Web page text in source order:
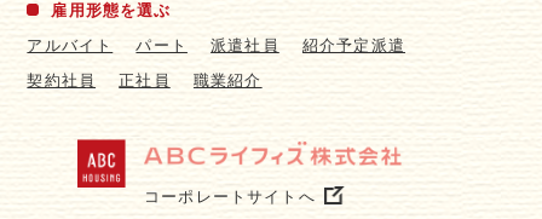
雇用形態を選ぶ
アルバイト
パート 派遣社員
紹介予定派遣
契約社員
正社員 職業紹介
コーポレートサイトへ